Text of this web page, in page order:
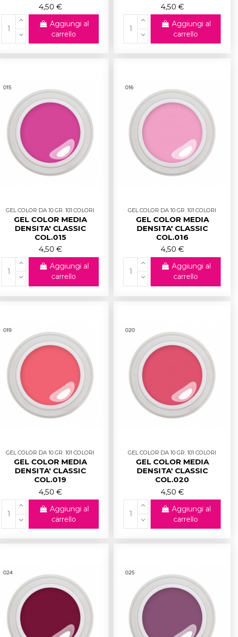
4,50 €
Aggiungi al
carrello
4,50 €
Aggiungi al
carrello
GEL COLOR DA 10 GR. 101 COLORI
GEL COLOR MEDIA
DENSITA' CLASSIC
COL.015
4,50 €
Aggiungi al
carrello
GEL COLOR DA 10 GR. 101 COLORI
GEL COLOR MEDIA
DENSITA' CLASSIC
COL.016
4,50 €
Aggiungi al
carrello
GEL COLOR DA 10 GR. 101 COLORI
GEL COLOR MEDIA
DENSITA' CLASSIC
COL.019
4,50 €
Aggiungi al
carrello
GEL COLOR DA 10 GR. 101 COLORI
GEL COLOR MEDIA
DENSITA' CLASSIC
COL.020
4,50 €
Aggiungi al
carrello